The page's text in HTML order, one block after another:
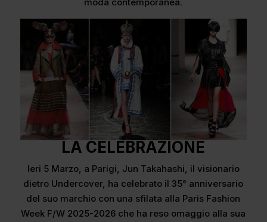
moda contemporanea.
LA CELEBRAZIONE
Ieri 5 Marzo, a Parigi, Jun Takahashi, il visionario
dietro Undercover, ha celebrato il 35° anniversario
del suo marchio con una sfilata alla Paris Fashion
Week F/W 2025-2026 che ha reso omaggio alla sua